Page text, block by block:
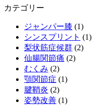
カテゴリー
ジャンパー膝 (1)
シンスプリント (1)
梨状筋症候群 (2)
仙腸関節痛 (2)
むくみ (2)
顎関節症 (1)
腱鞘炎 (2)
姿勢改善 (1)